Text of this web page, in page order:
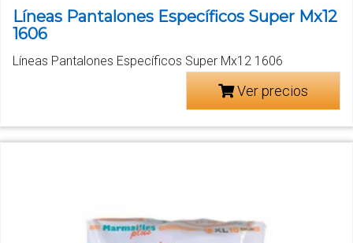
Líneas Pantalones Específicos Super Mx12
1606
Líneas Pantalones Específicos Super Mx12 1606
Ver precios